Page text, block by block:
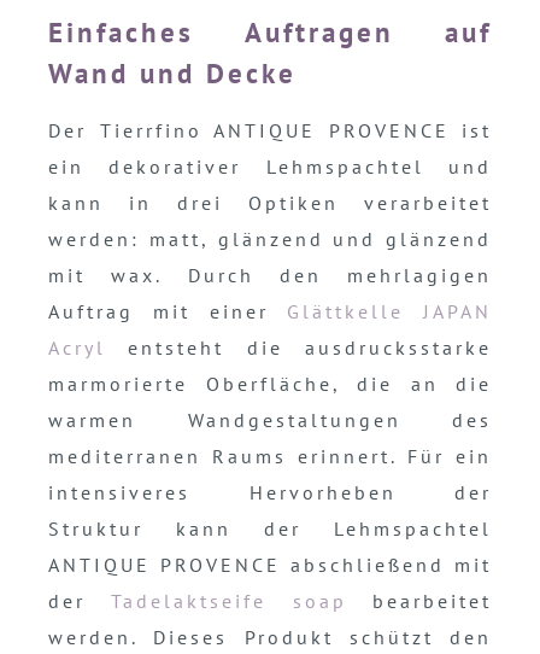
Einfaches Auftragen auf
Wand und Decke
Der Tierrfino ANTIQUE PROVENCE ist
ein dekorativer Lehmspachtel und
kann in drei Optiken verarbeitet
werden: matt, glänzend und glänzend
mit wax. Durch den mehrlagigen
Auftrag mit einer Glättkelle JAPAN
Acryl
entsteht die ausdrucksstarke
marmorierte Oberfläche, die an die
warmen Wandgestaltungen des
mediterranen Raums erinnert. Für ein
intensiveres Hervorheben der
Struktur kann der Lehmspachtel
ANTIQUE PROVENCE abschließend mit
derTadelaktseife soap
bearbeitet
werden. Dieses Produkt schützt den